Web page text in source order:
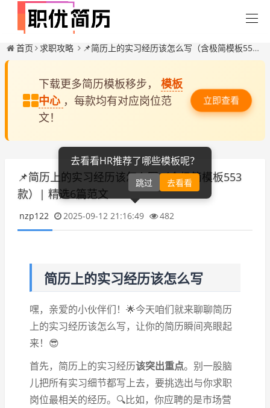
首页 求职攻略 📌简历上的实习经历该怎么写（含极简模板553款）| 精选6篇范文
下载更多简历模板移步， 模板
中心 ，每款均有对应岗位范
文！
立即查看
📌简历上的实习经历该怎么写（含极简模板553
款）| 精选6篇范文
nzp122 2025-09-12 21:16:49 482
简历上的实习经历该怎么写
嘿，亲爱的小伙伴们！🌟今天咱们就来聊聊简历
上的实习经历该怎么写，让你的简历瞬间亮眼起
来！😎
首先，简历上的实习经历该突出重点。别一股脑
儿把所有实习细节都写上去，要挑选出与你求职
岗位最相关的经历。🔍比如，你应聘的是市场营
去看看HR推荐了哪些模板呢？
跳过 去看看